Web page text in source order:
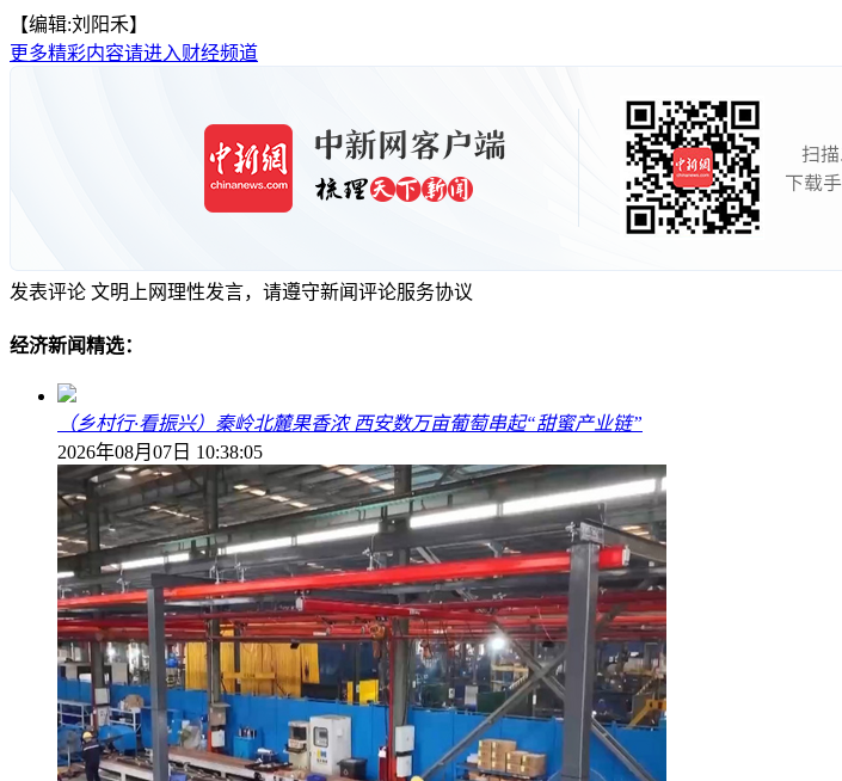
【编辑:刘阳禾】
更多精彩内容请进入财经频道
发表评论 文明上网理性发言，请遵守新闻评论服务协议
经济新闻精选：
（乡村行·看振兴）秦岭北麓果香浓 西安数万亩葡萄串起“甜蜜产业链”
2026年08月07日 10:38:05